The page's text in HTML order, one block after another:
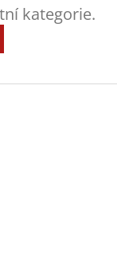
kategorie.